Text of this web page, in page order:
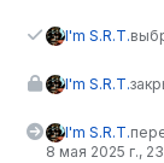
I'm S.R.T.
I'm S.R.T.
I'm S.R.T.
8 мая 2025 г.,